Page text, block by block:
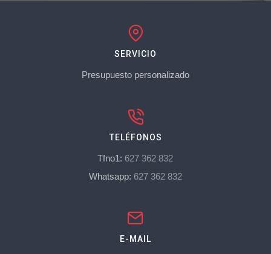
SERVICIO
Presupuesto personalizado
TELÉFONOS
Tfno1: 627 362 832
Whatsapp: 627 362 832
E-MAIL